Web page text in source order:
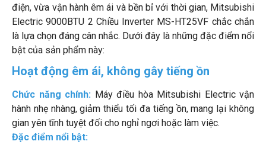
điện, vừa vận hành êm ái và bền bỉ với thời gian, Mitsubishi
Electric 9000BTU 2 Chiều Inverter MS-HT25VF chắc chắn
là lựa chọn đáng cân nhắc. Dưới đây là những đặc điểm nổi
bật của sản phẩm này:
Hoạt động êm ái, không gây tiếng ồn
Chức năng chính: Máy điều hòa Mitsubishi Electric vận
hành nhẹ nhàng, giảm thiểu tối đa tiếng ồn, mang lại không
gian yên tĩnh tuyệt đối cho nghỉ ngơi hoặc làm việc.
Đặc điểm nổi bật: